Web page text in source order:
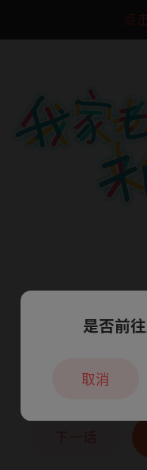
点
本章节仅支
是否前
取消